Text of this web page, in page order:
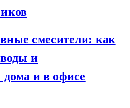
смесители: как
воды и
дома и в офисе